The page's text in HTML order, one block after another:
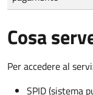
Cosa
Per accedere al
SPID (sistema